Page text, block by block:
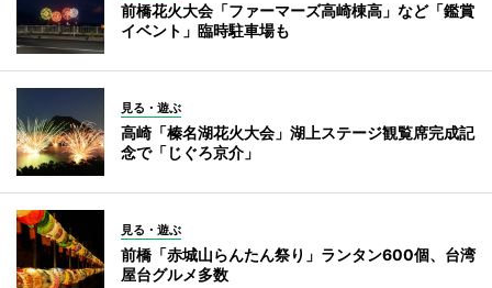
前橋花火大会「ファーマーズ高崎棟高」など「鑑賞
イベント」臨時駐車場も
見る・遊ぶ
高崎「榛名湖花火大会」湖上ステージ観覧席完成記
念で「じぐろ京介」
見る・遊ぶ
前橋「赤城山らんたん祭り」ランタン600個、台湾
屋台グルメ多数